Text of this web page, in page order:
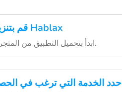
قم بتنزيل تطبيق Hablax
ابدأ بتحميل التطبيق من المتجر الخاص بك.
حدد الخدمة التي ترغب في